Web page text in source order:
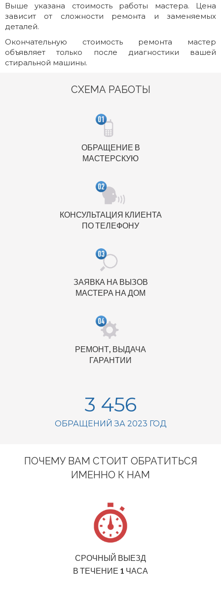
Выше указана стоимость работы мастера. Цена
зависит от сложности ремонта и заменяемых
деталей.
Окончательную стоимость ремонта мастер
объявляет только после диагностики вашей
стиральной машины.
СХЕМА РАБОТЫ
ОБРАЩЕНИЕ В
МАСТЕРСКУЮ
КОНСУЛЬТАЦИЯ КЛИЕНТА
ПО ТЕЛЕФОНУ
ЗАЯВКА НА ВЫЗОВ
МАСТЕРА НА ДОМ
РЕМОНТ, ВЫДАЧА
ГАРАНТИИ
3 456
ОБРАЩЕНИЙ ЗА 2023 ГОД
ПОЧЕМУ ВАМ СТОИТ ОБРАТИТЬСЯ
ИМЕННО К НАМ
СРОЧНЫЙ ВЫЕЗД
В ТЕЧЕНИЕ 1 ЧАСА